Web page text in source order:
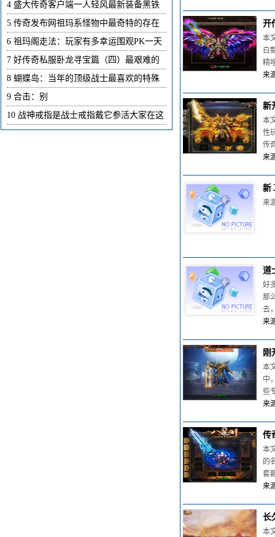
开
本
白
精
来
新
本
性
传
来
新
来
道
好
那
去
来
刚
本
中
些
来
传
本
的
套
来
长
本
4 盛大传奇客户端一人轻风最新装备黑铁
5 传奇发布网祖玛系怪物中最奇特的存在
6 祖玛阁走法：玩家有多幸运围观PK一天
7 好传奇私服卧龙寻宝篇（四）最艰难的
8 蝴蝶岛：当年的顶级战士最喜欢的特殊
9 合击：别
10 战神戒指是战士戒指戴它参活大家在这